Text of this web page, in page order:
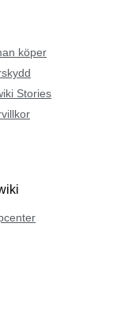
köper
Stories